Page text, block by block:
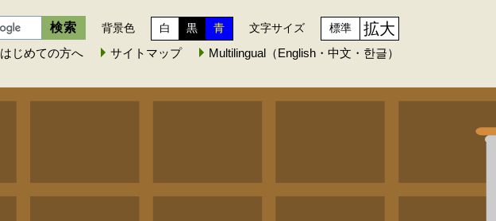
背景色 白 黒 青 文字サイズ 標準 拡大
はじめての方へ サイトマップ Multilingual（English・中文・한글）